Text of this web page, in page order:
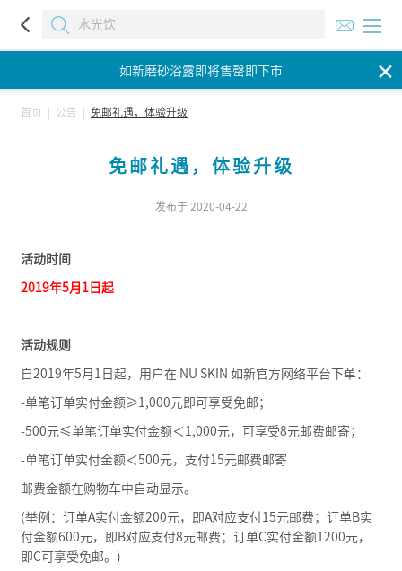
✕
如新磨砂浴露即将售罄即下市
如新磨砂浴露即将售罄即下市
首页 公告 免邮礼遇，体验升级
免邮礼遇，体验升级
发布于 2020-04-22
活动时间
2019年5月1日起
活动规则
自2019年5月1日起，用户在 NU SKIN 如新官方网络平台下单：
-单笔订单实付金额≥1,000元即可享受免邮；
-500元≤单笔订单实付金额＜1,000元，可享受8元邮费邮寄；
-单笔订单实付金额＜500元，支付15元邮费邮寄
邮费金额在购物车中自动显示。
(举例：订单A实付金额200元，即A对应支付15元邮费；订单B实
付金额600元，即B对应支付8元邮费；订单C实付金额1200元，
即C可享受免邮。)